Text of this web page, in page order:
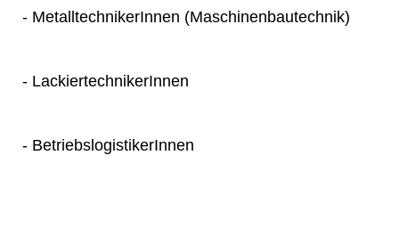
- MetalltechnikerInnen (Maschinenbautechnik)
- LackiertechnikerInnen
- BetriebslogistikerInnen